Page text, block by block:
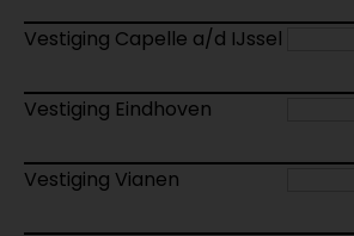
Vestiging Capelle a/d IJssel
Vestiging Eindhoven
Vestiging Vianen